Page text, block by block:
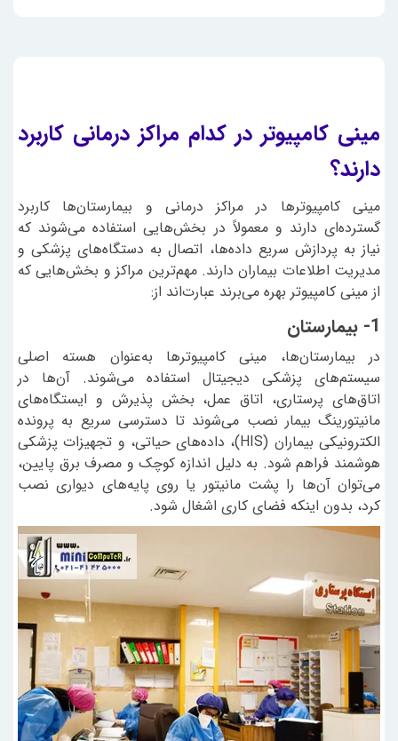
مینی کامپیوتر در کدام مراکز درمانی کاربرد
دارند؟
مینی کامپیوترها در مراکز درمانی و بیمارستان‌ها کاربرد
گسترده‌ای دارند و معمولاً در بخش‌هایی استفاده می‌شوند که
نیاز به پردازش سریع داده‌ها، اتصال به دستگاه‌های پزشکی و
مدیریت اطلاعات بیماران دارند. مهم‌ترین مراکز و بخش‌هایی که
از مینی کامپیوتر بهره می‌برند عبارت‌اند از:
1- بیمارستان
در بیمارستان‌ها، مینی کامپیوترها به‌عنوان هسته اصلی
سیستم‌های پزشکی دیجیتال استفاده می‌شوند. آن‌ها در
اتاق‌های پرستاری، اتاق عمل، بخش پذیرش و ایستگاه‌های
مانیتورینگ بیمار نصب می‌شوند تا دسترسی سریع به پرونده
الکترونیکی بیماران (HIS)، داده‌های حیاتی، و تجهیزات پزشکی
هوشمند فراهم شود. به دلیل اندازه کوچک و مصرف برق پایین،
می‌توان آن‌ها را پشت مانیتور یا روی پایه‌های دیواری نصب
کرد، بدون اینکه فضای کاری اشغال شود.